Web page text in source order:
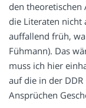
den
die Literaten nicht
auffallend früh,
Fühmann). Das
muss ich hier
auf die in der
Ansprüchen